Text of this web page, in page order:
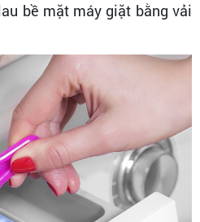
bề mặt máy giặt bằng vải